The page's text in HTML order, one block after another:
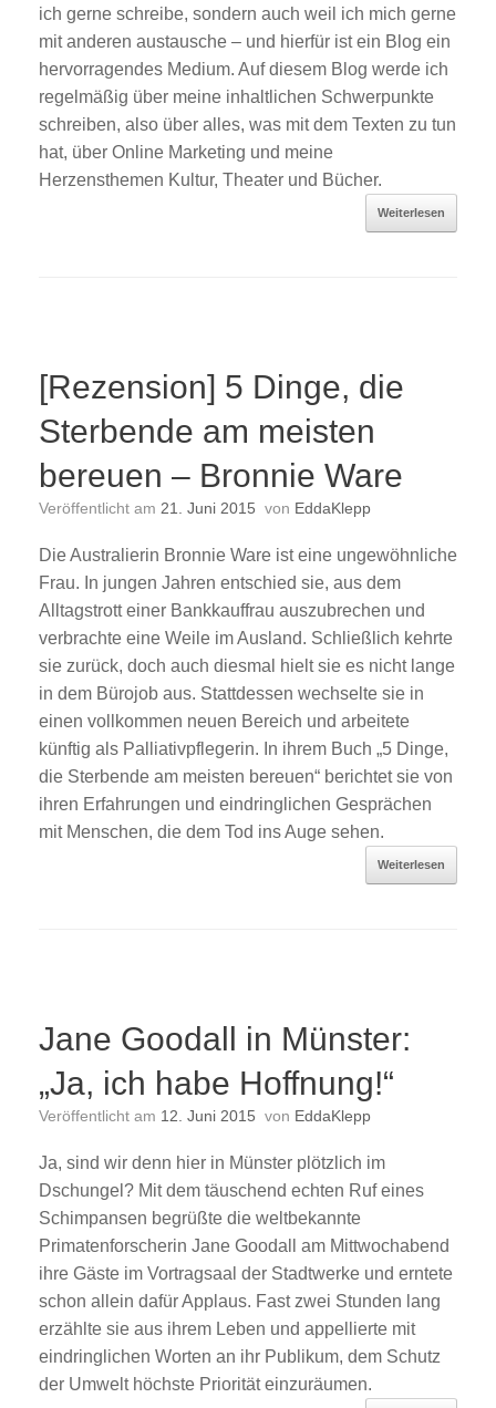
ich gerne schreibe, sondern auch weil ich mich gerne
mit anderen austausche – und hierfür ist ein Blog ein
hervorragendes Medium. Auf diesem Blog werde ich
regelmäßig über meine inhaltlichen Schwerpunkte
schreiben, also über alles, was mit dem Texten zu tun
hat, über Online Marketing und meine
Herzensthemen Kultur, Theater und Bücher.
Weiterlesen
[Rezension] 5 Dinge, die
Sterbende am meisten
bereuen – Bronnie Ware
Veröffentlicht am 21. Juni 2015 von EddaKlepp
Die Australierin Bronnie Ware ist eine ungewöhnliche
Frau. In jungen Jahren entschied sie, aus dem
Alltagstrott einer Bankkauffrau auszubrechen und
verbrachte eine Weile im Ausland. Schließlich kehrte
sie zurück, doch auch diesmal hielt sie es nicht lange
in dem Bürojob aus. Stattdessen wechselte sie in
einen vollkommen neuen Bereich und arbeitete
künftig als Palliativpflegerin. In ihrem Buch „5 Dinge,
die Sterbende am meisten bereuen“ berichtet sie von
ihren Erfahrungen und eindringlichen Gesprächen
mit Menschen, die dem Tod ins Auge sehen.
Weiterlesen
Jane Goodall in Münster:
„Ja, ich habe Hoffnung!“
Veröffentlicht am 12. Juni 2015 von EddaKlepp
Ja, sind wir denn hier in Münster plötzlich im
Dschungel? Mit dem täuschend echten Ruf eines
Schimpansen begrüßte die weltbekannte
Primatenforscherin Jane Goodall am Mittwochabend
ihre Gäste im Vortragsaal der Stadtwerke und erntete
schon allein dafür Applaus. Fast zwei Stunden lang
erzählte sie aus ihrem Leben und appellierte mit
eindringlichen Worten an ihr Publikum, dem Schutz
der Umwelt höchste Priorität einzuräumen.